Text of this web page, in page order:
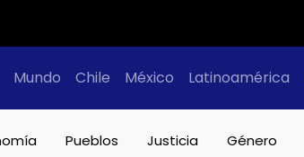
Mundo Chile México Latinoamérica
Pueblos Justicia Género